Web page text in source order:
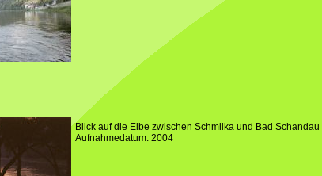
Blick auf die Elbe zwischen Schmilka und Bad Schandau
Aufnahmedatum: 2004